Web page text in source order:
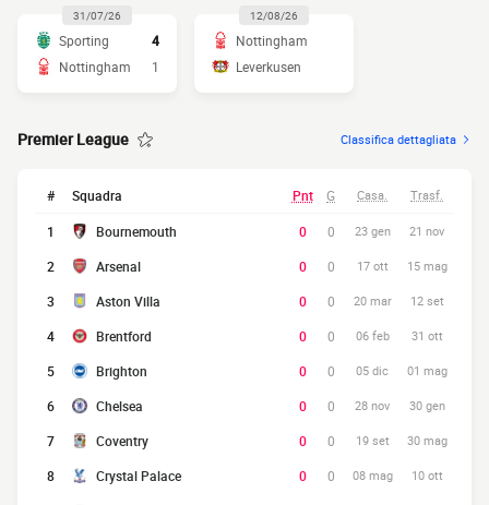
31/07/26
Sporting
4
Nottingham
1
12/08/26
Nottingham
Leverkusen
Premier League Classifica dettagliata
# Squadra Pnt G Casa. Trasf.
1 Bournemouth 0 0 23 gen 21 nov
2 Arsenal 0 0 17 ott 15 mag
3 Aston Villa 0 0 20 mar 12 set
4 Brentford 0 0 06 feb 31 ott
5 Brighton 0 0 05 dic 01 mag
6 Chelsea 0 0 28 nov 30 gen
7 Coventry 0 0 19 set 30 mag
8 Crystal Palace 0 0 08 mag 10 ott